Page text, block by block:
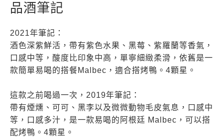
品酒筆記
2021年筆記：
酒色深紫鮮活，帶有紫色水果、黑莓、紫羅蘭等香氣，
口感中等，酸度比印象中高，單寧細緻柔滑，依舊是一
款簡單易喝的搭餐Malbec，適合搭烤鴨。4顆星。
這款之前喝過一次，2019年筆記：
帶有煙燻、可可、黑李以及微微動物毛皮氣息，口感中
等，口感多汁，是一款易喝的阿根廷 Malbec，可以搭
配烤鴨。4顆星。